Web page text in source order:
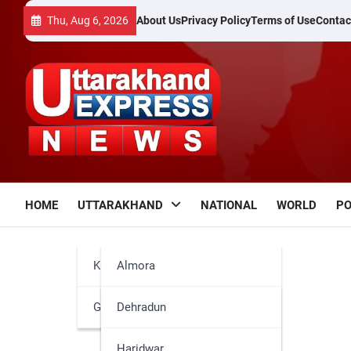
content
Thu, Aug 6, 2026 About UsPrivacy PolicyTerms of Use
HOME UTTARAKHAND
KumaunAlmora
Bageshwar
GarhwalDehradun
NATIONAL WORLD